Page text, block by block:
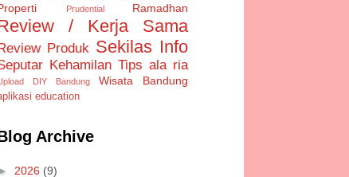
Prudential Ramadhan
/ Kerja Sama
Produk Sekilas Info
Kehamilan Tips ala ria
DIY Bandung Wisata Bandung
education
Archive
2026 (9)